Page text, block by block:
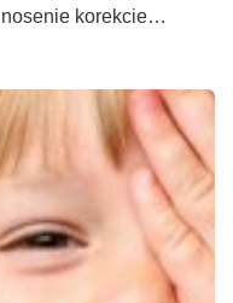
korekcie…